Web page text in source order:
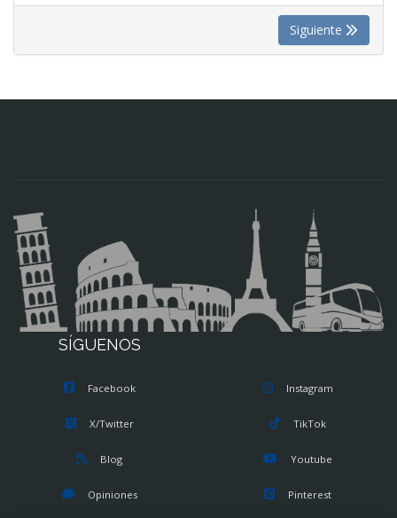
Siguiente
SÍGUENOS
Facebook
X/Twitter
Blog
Opiniones
Instagram
TikTok
Youtube
Pinterest